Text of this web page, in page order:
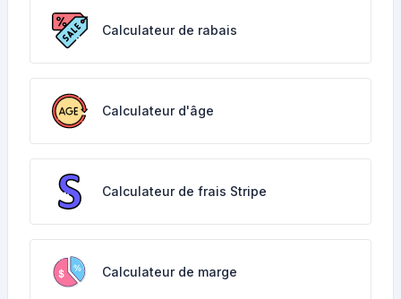
Calculateur de rabais
Calculateur d'âge
Calculateur de frais Stripe
Calculateur de marge